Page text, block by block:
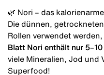
🌿 Nori – das
Die dünnen,
Rollen verwendet
Blatt Nori enthält nur
viele Mineralien, Jod und
Superfood!